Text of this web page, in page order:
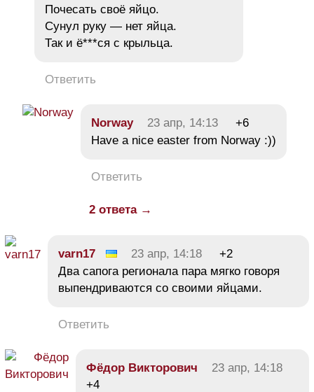
Почесать своё яйцо.
Сунул руку — нет яйца.
Так и ё***ся с крыльца.
Ответить
Norway 23 апр, 14:13
+6
Have a nice easter from Norway :))
Ответить
2 ответа →
varn17 23 апр, 14:18
+2
Два сапога регионала пара мягко говоря
выпендриваются со своими яйцами.
Ответить
Фёдор Викторович
23 апр, 14:18
+4